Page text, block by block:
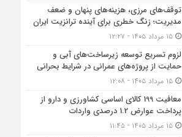
توقف‌های مرزی، هزینه‌های پنهان و ضعف
مدیریت؛ زنگ خطری برای آینده ترانزیت ایران
۱۵ مرداد ۱۴۰۵ - ۱۲:۲۷
لزوم تسریع توسعه زیرساخت‌های آبی و
حمایت از پروژه‌های عمرانی در شرایط بحرانی
۱۵ مرداد ۱۴۰۵ - ۱۲:۰۸
معافیت 199 کالای اساسی کشاورزی و دارو از
پرداخت عوارض 1.2 درصدی واردات
۱۵ مرداد ۱۴۰۵ - ۱۱:۴۵